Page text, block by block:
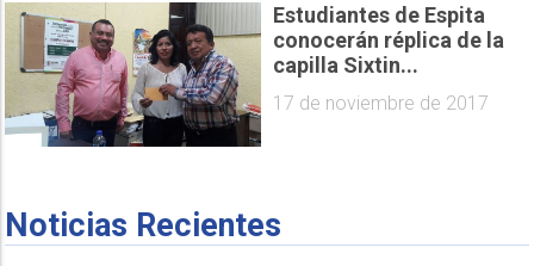
Estudiantes de Espita
conocerán réplica de la
capilla Sixtin...
17 de noviembre de 2017
Noticias Recientes